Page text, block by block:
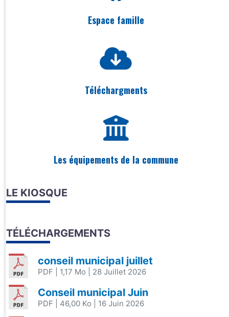
Espace famille
Téléchargments
Les équipements de la commune
LE KIOSQUE
TÉLÉCHARGEMENTS
conseil municipal juillet
PDF | 1,17 Mo | 28 Juillet 2026
Conseil municipal Juin
PDF | 46,00 Ko | 16 Juin 2026